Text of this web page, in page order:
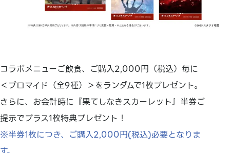
コラボメニューご飲食、ご購入2,000円（税込）毎に
＜ブロマイド（全9種）＞をランダムで1枚プレゼント。
さらに、お会計時に『果てしなきスカーレット』半券ご
提示でプラス1枚特典プレゼント！
※半券1枚につき、ご購入2,000円(税込)必要となりま